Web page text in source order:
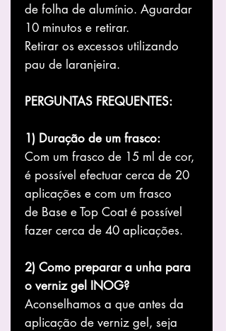
de folha de alumínio. Aguardar
10 minutos e retirar.
Retirar os excessos utilizando
pau de laranjeira.
PERGUNTAS FREQUENTES:
1) Duração de um frasco:
Com um frasco de 15 ml de cor,
é possível efectuar cerca de 20
aplicações e com um frasco
de Base e Top Coat é possível
fazer cerca de 40 aplicações.
2) Como preparar a unha para
o verniz gel INOG?
Aconselhamos a que antes da
aplicação de verniz gel, seja